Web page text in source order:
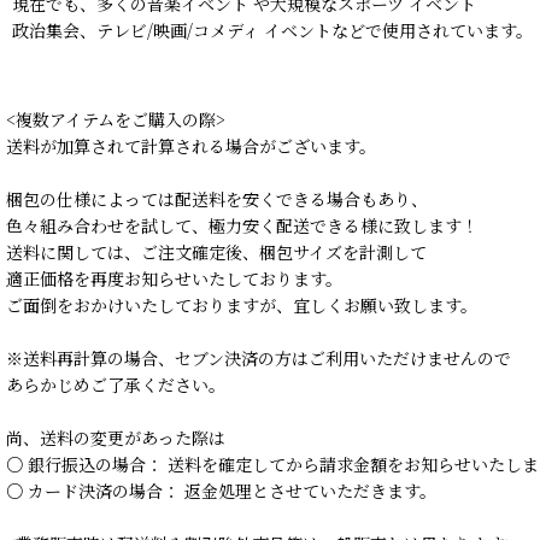
政治集会、テレビ/映画/コメディ イベントなどで使用されています。
<複数アイテムをご購入の際>
送料が加算されて計算される場合がございます。
梱包の仕様によっては配送料を安くできる場合もあり、
色々組み合わせを試して、極力安く配送できる様に致します！
送料に関しては、ご注文確定後、梱包サイズを計測して
適正価格を再度お知らせいたしております。
ご面倒をおかけいたしておりますが、宜しくお願い致します。
※送料再計算の場合、セブン決済の方はご利用いただけませんので
あらかじめご了承ください。
尚、送料の変更があった際は
○ 銀行振込の場合： 送料を確定してから請求金額をお知らせいたし
○ カード決済の場合： 返金処理とさせていただきます。